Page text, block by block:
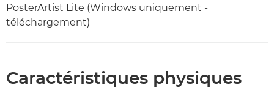
PosterArtist Lite (Windows uniquement -
téléchargement)
Caractéristiques physiques